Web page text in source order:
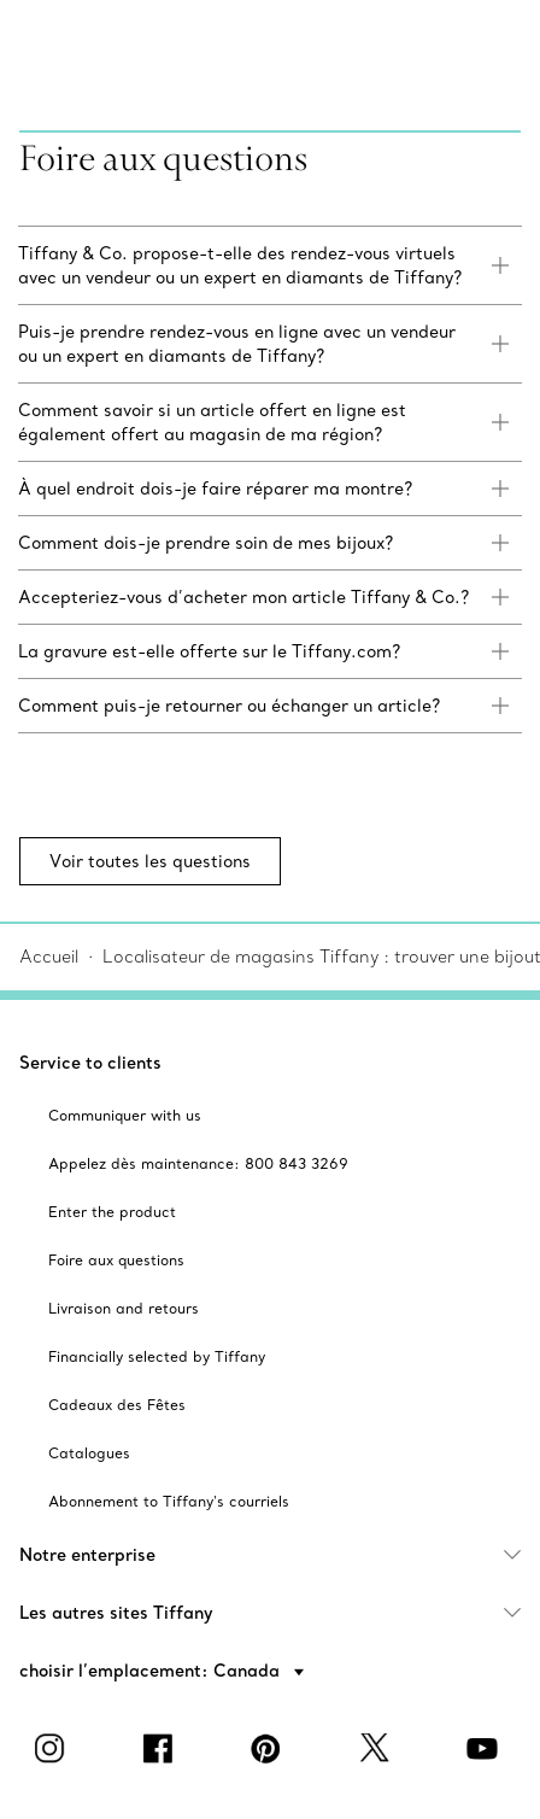
Foire aux questions
Tiffany & Co. propose-t-elle des rendez-vous virtuels
avec un vendeur ou un expert en diamants de Tiffany?
Puis-je prendre rendez-vous en ligne avec un vendeur
ou un expert en diamants de Tiffany?
Comment savoir si un article offert en ligne est
également offert au magasin de ma région?
À quel endroit dois-je faire réparer ma montre?
Comment dois-je prendre soin de mes bijoux?
Accepteriez-vous d’acheter mon article Tiffany & Co.?
La gravure est-elle offerte sur le Tiffany.com?
Comment puis-je retourner ou échanger un article?
Voir toutes les questions
Accueil Localisateur de magasins Tiffany : trouver une
Service to clients
Communiquer with us
Appelez dès maintenance: 800 843 3269
Enter the product
Foire aux questions
Livraison and retours
Financially selected by Tiffany
Cadeaux des Fêtes
Catalogues
Abonnement to Tiffany's courriels
Notre enterprise
Les autres sites Tiffany
choisir l’emplacement: Canada